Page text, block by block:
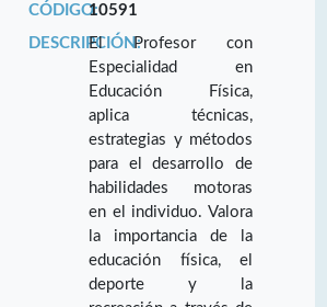
CÓDIGO:10591
DESCRIPCIÓN:El Profesor con
Especialidad en
Educación Física,
aplica técnicas,
estrategias y métodos
para el desarrollo de
habilidades motoras
en el individuo. Valora
la importancia de la
educación física, el
deporte y la